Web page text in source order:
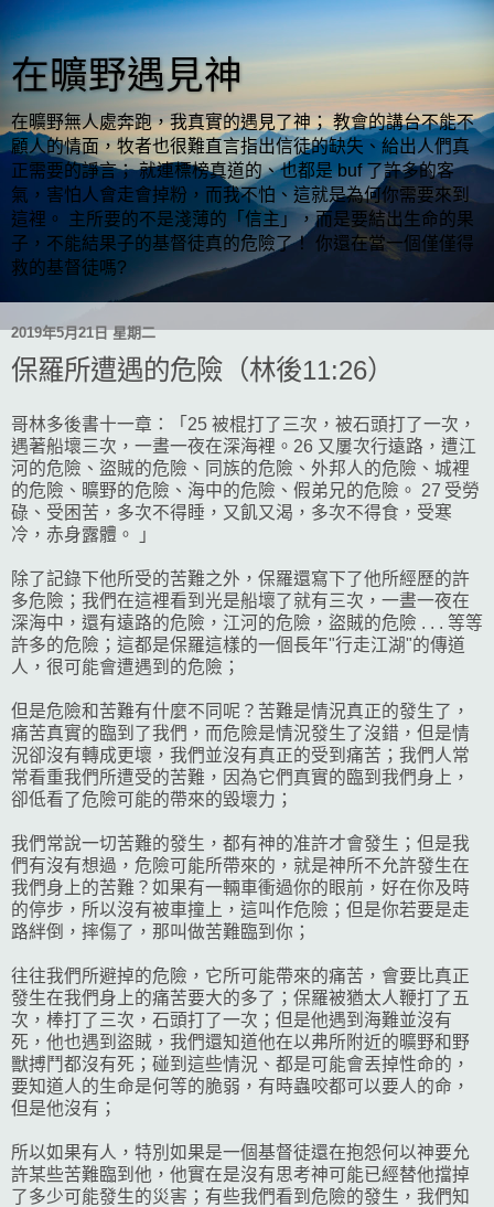
在曠野遇見神
在曠野無人處奔跑，我真實的遇見了神； 教會的講台不能不
顧人的情面，牧者也很難直言指出信徒的缺失、給出人們真
正需要的諍言； 就連標榜真道的、也都是 buf 了許多的客
氣，害怕人會走會掉粉，而我不怕、這就是為何你需要來到
這裡。 主所要的不是淺薄的「信主」，而是要結出生命的果
子，不能結果子的基督徒真的危險了！ 你還在當一個僅僅得
救的基督徒嗎?
2019年5月21日 星期二
保羅所遭遇的危險（林後11:26）
哥林多後書十一章：「25 被棍打了三次，被石頭打了一次，
遇著船壞三次，一晝一夜在深海裡。26 又屢次行遠路，遭江
河的危險、盜賊的危險、同族的危險、外邦人的危險、城裡
的危險、曠野的危險、海中的危險、假弟兄的危險。 27 受勞
碌、受困苦，多次不得睡，又飢又渴，多次不得食，受寒
冷，赤身露體。 」
除了記錄下他所受的苦難之外，保羅還寫下了他所經歷的許
多危險；我們在這裡看到光是船壞了就有三次，一晝一夜在
深海中，還有遠路的危險，江河的危險，盜賊的危險 . . . 等等
許多的危險；這都是保羅這樣的一個長年"行走江湖"的傳道
人，很可能會遭遇到的危險；
但是危險和苦難有什麼不同呢？苦難是情況真正的發生了，
痛苦真實的臨到了我們，而危險是情況發生了沒錯，但是情
況卻沒有轉成更壞，我們並沒有真正的受到痛苦；我們人常
常看重我們所遭受的苦難，因為它們真實的臨到我們身上，
卻低看了危險可能的帶來的毀壞力；
我們常說一切苦難的發生，都有神的准許才會發生；但是我
們有沒有想過，危險可能所帶來的，就是神所不允許發生在
我們身上的苦難？如果有一輛車衝過你的眼前，好在你及時
的停步，所以沒有被車撞上，這叫作危險；但是你若要是走
路絆倒，摔傷了，那叫做苦難臨到你；
往往我們所避掉的危險，它所可能帶來的痛苦，會要比真正
發生在我們身上的痛苦要大的多了；保羅被猶太人鞭打了五
次，棒打了三次，石頭打了一次；但是他遇到海難並沒有
死，他也遇到盜賊，我們還知道他在以弗所附近的曠野和野
獸搏鬥都沒有死；碰到這些情況、都是可能會丟掉性命的，
要知道人的生命是何等的脆弱，有時蟲咬都可以要人的命，
但是他沒有；
所以如果有人，特別如果是一個基督徒還在抱怨何以神要允
許某些苦難臨到他，他實在是沒有思考神可能已經替他擋掉
了多少可能發生的災害；有些我們看到危險的發生，我們知